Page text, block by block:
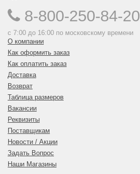
8-800-250-84-20
с 7:00 до 16:00 по московскому времени
О компании
Как оформить заказ
Как оплатить заказ
Доставка
Возврат
Таблица размеров
Вакансии
Реквизиты
Поставщикам
Новости / Акции
Задать Вопрос
Наши Магазины